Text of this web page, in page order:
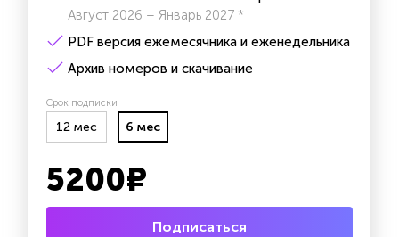
Август 2026 – Январь 2027 *
PDF версия ежемесячника и еженедельника
Архив номеров и скачивание
Срок подписки
12 мес 6 мес
5200₽
Подписаться